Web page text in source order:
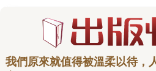
我們原來就值得被溫柔以待，